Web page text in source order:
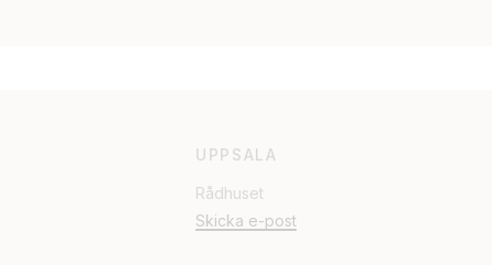
UPPSALA
Rådhuset
Skicka e-post